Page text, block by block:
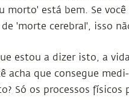
morto' está bem. Se você
'morte cerebral', isso
estou a dizer isto, a
acha que consegue
Só os processos físicos